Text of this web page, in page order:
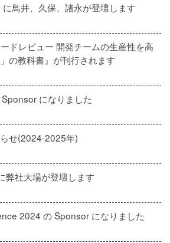
鳥井、久保、諸永が登壇します
ドレビュー 開発チームの生産性を高
の教科書』が刊行されます
になりました
せ(2024-2025年)
弊社大場が登壇します
2024 の Sponsor になりました